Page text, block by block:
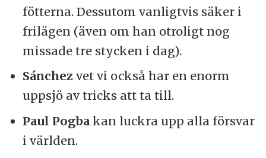
fötterna. Dessutom vanligtvis säker i
frilägen (även om han otroligt nog
missade tre stycken i dag).
Sánchezvet vi också har en enorm
uppsjö av tricks att ta till.
Paul Pogbakan luckra upp alla försvar
i världen.